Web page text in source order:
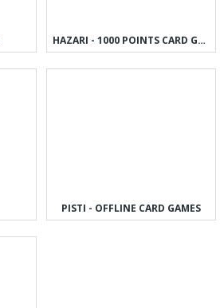
HAZARI - 1000 POINTS CARD GAME
PISTI - OFFLINE CARD GAMES